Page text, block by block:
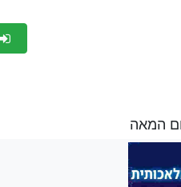
המאה